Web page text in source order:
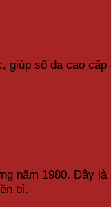
giúp sổ da cao
năm 1980. Đây
bỉ.